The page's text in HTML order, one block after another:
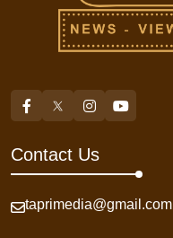
Contact Us
taprimedia@gmail.com